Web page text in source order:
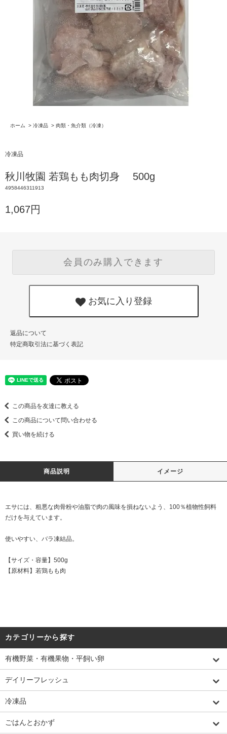
ホーム > 冷凍品 > 肉類・魚介類（冷凍）
冷凍品
秋川牧園 若鶏もも肉切身 500g
4958446311913
1,067円
会員のみ購入できます
お気に入り登録
返品について
特定商取引法に基づく表記
この商品を友達に教える
この商品について問い合わせる
買い物を続ける
商品説明 イメージ
エサには、粗悪な肉骨粉や油脂で肉の風味を損ねないよう、100％植物性飼料
だけを与えています。
使いやすい、バラ凍結品。
【サイズ・容量】500g
【原材料】若鶏もも肉
カテゴリーから探す
有機野菜・有機果物・平飼い卵
デイリーフレッシュ
冷凍品
ごはんとおかず